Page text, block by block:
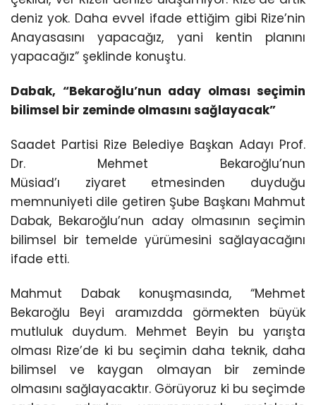
deniz yok. Daha evvel ifade ettiğim gibi Rize’nin
Anayasasını yapacağız, yani kentin planını
yapacağız” şeklinde konuştu.
Dabak, “Bekaroğlu’nun aday olması seçimin
bilimsel bir zeminde olmasını sağlayacak”
Saadet Partisi Rize Belediye Başkan Adayı Prof.
Dr. Mehmet Bekaroğlu’nun
Müsiad’ı ziyaret etmesinden duyduğu
memnuniyeti dile getiren Şube Başkanı Mahmut
Dabak, Bekaroğlu’nun aday olmasının seçimin
bilimsel bir temelde yürümesini sağlayacağını
ifade etti.
Mahmut Dabak konuşmasında, “Mehmet
Bekaroğlu Beyi aramızdda görmekten büyük
mutluluk duydum. Mehmet Beyin bu yarışta
olması Rize’de ki bu seçimin daha teknik, daha
bilimsel ve kaygan olmayan bir zeminde
olmasını sağlayacaktır. Görüyoruz ki bu seçimde